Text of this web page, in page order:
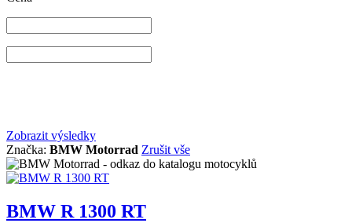
Zobrazit výsledky
Značka: BMW Motorrad Zrušit vše
BMW R 1300 RT